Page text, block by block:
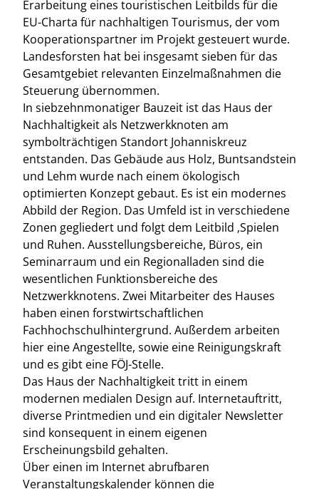
Erarbeitung eines touristischen Leitbilds für die
EU-Charta für nachhaltigen Tourismus, der vom
Kooperationspartner im Projekt gesteuert wurde.
Landesforsten hat bei insgesamt sieben für das
Gesamtgebiet relevanten Einzelmaßnahmen die
Steuerung übernommen.
In siebzehnmonatiger Bauzeit ist das Haus der
Nachhaltigkeit als Netzwerkknoten am
symbolträchtigen Standort Johanniskreuz
entstanden. Das Gebäude aus Holz, Buntsandstein
und Lehm wurde nach einem ökologisch
optimierten Konzept gebaut. Es ist ein modernes
Abbild der Region. Das Umfeld ist in verschiedene
Zonen gegliedert und folgt dem Leitbild ‚Spielen
und Ruhen. Ausstellungsbereiche, Büros, ein
Seminarraum und ein Regionalladen sind die
wesentlichen Funktionsbereiche des
Netzwerkknotens. Zwei Mitarbeiter des Hauses
haben einen forstwirtschaftlichen
Fachhochschulhintergrund. Außerdem arbeiten
hier eine Angestellte, sowie eine Reinigungskraft
und es gibt eine FÖJ-Stelle.
Das Haus der Nachhaltigkeit tritt in einem
modernen medialen Design auf. Internetauftritt,
diverse Printmedien und ein digitaler Newsletter
sind konsequent in einem eigenen
Erscheinungsbild gehalten.
Über einen im Internet abrufbaren
Veranstaltungskalender können die